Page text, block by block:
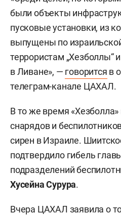
были объекты
пусковые установки, из
выпущены по
террористам „Хезболлы“
в Ливане», — говорится в
телеграм-канале ЦАХАЛ.
В то же время
снарядов и
сирен в Израиле.
подтвердило гибель
подразделений
Хусейна Сурура.
Вчера ЦАХАЛ заявила о